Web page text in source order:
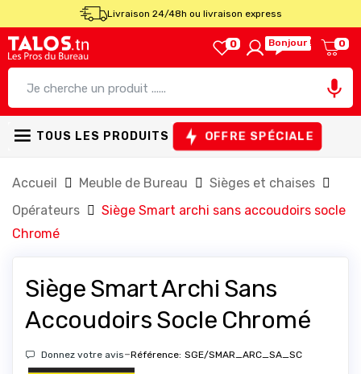
Livraison 24/48h ou livraison express
0 Bonjour ! 0

TOUS LES PRODUITS OFFRE SPÉCIALE
Accueil Meuble de Bureau
Sièges et chaises
Opérateurs
Siège Smart archi sans accoudoirs socle
Chromé
Siège Smart Archi Sans
Accoudoirs Socle Chromé
Donnez votre avis-Référence: SGE/SMAR_ARC_SA_SC